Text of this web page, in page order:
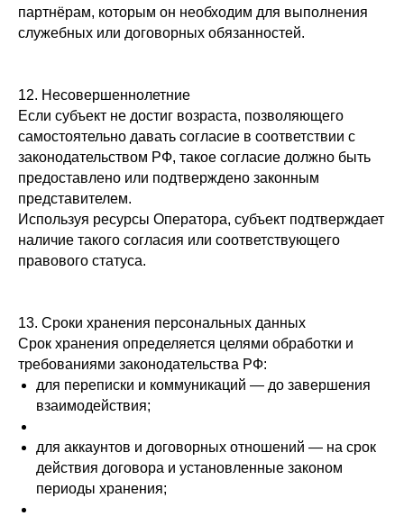
партнёрам, которым он необходим для выполнения
служебных или договорных обязанностей.
12. Несовершеннолетние
Если субъект не достиг возраста, позволяющего
самостоятельно давать согласие в соответствии с
законодательством РФ, такое согласие должно быть
предоставлено или подтверждено законным
представителем.
Используя ресурсы Оператора, субъект подтверждает
наличие такого согласия или соответствующего
правового статуса.
13. Сроки хранения персональных данных
Срок хранения определяется целями обработки и
требованиями законодательства РФ:
для переписки и коммуникаций — до завершения
взаимодействия;
для аккаунтов и договорных отношений — на срок
действия договора и установленные законом
периоды хранения;